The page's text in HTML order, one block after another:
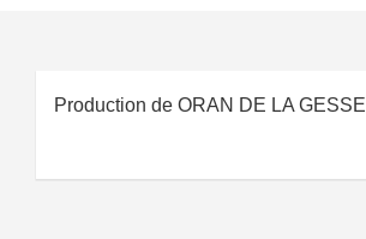
Production de ORAN DE LA GESSE